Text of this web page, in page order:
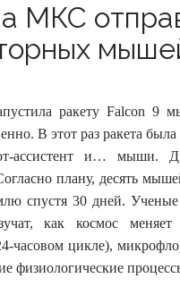
МКС
ракету Falcon 9
В этот раз ракета
ассистент и… мыши.
плану, десять
спустя 30 дней.
как космос
часовом цикле),
физиологические